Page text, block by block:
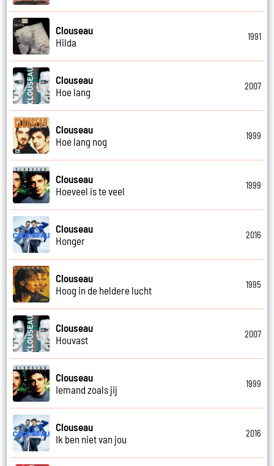
Clouseau
Hilda
1991
Clouseau
Hoe lang
2007
Clouseau
Hoe lang nog
1999
Clouseau
Hoeveel is te veel
1999
Clouseau
Honger
2016
Clouseau
Hoog in de heldere lucht
1995
Clouseau
Houvast
2007
Clouseau
Iemand zoals jij
1999
Clouseau
Ik ben niet van jou
2016